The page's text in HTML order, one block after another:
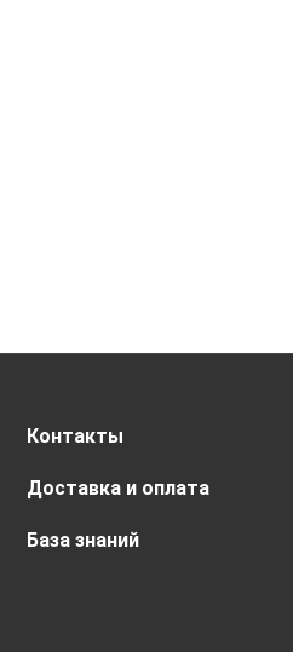
Контакты
Доставка и оплата
База знаний